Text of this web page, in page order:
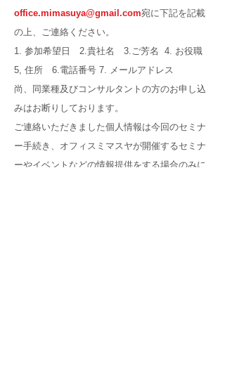
office.mimasuya@gmail.com宛に下記を記載
の上、ご連絡ください。
1. 参加希望日 2.貴社名 3.ご芳名 4. お役職
5, 住所 6.電話番号 7. メールアドレス
尚、同業種及びコンサルタントの方のお申し込
みはお断りしております。
ご連絡いただきました個人情報は今回のセミナ
ー手続き、オフィスミマスヤが開催するセミナ
ーやイベントなどの情報提供をする場合のみに